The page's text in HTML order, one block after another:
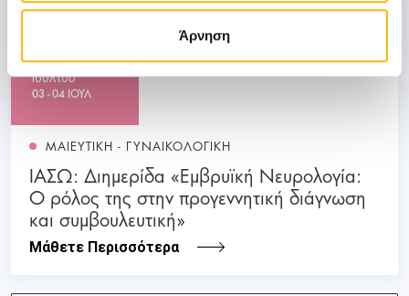
Άρνηση
Ιουλίου
03 - 04 ΙΟΥΛ
ΜΑΙΕΥΤΙΚΗ - ΓΥΝΑΙΚΟΛΟΓΙΚΗ
ΙΑΣΩ: Διημερίδα «Εμβρυϊκή Νευρολογία:
Ο ρόλος της στην προγεννητική διάγνωση
και συμβουλευτική»
Μάθετε Περισσότερα